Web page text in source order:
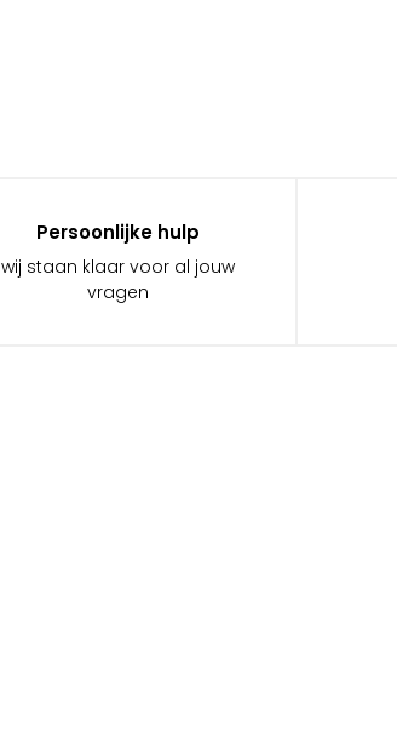
Persoonlijke hulp
wij staan klaar voor al jouw
vragen